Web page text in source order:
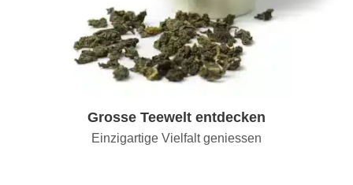
Grosse Teewelt entdecken
Einzigartige Vielfalt geniessen